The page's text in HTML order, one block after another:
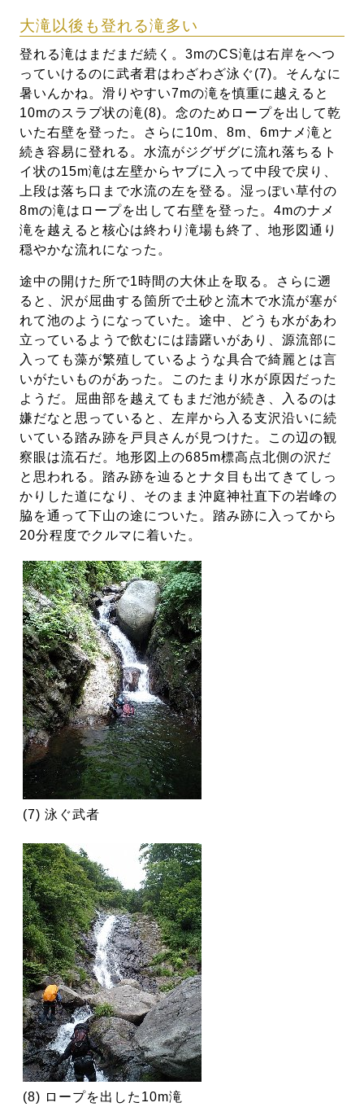
大滝以後も登れる滝多い
登れる滝はまだまだ続く。3mのCS滝は右岸をへつ
っていけるのに武者君はわざわざ泳ぐ(7)。そんなに
暑いんかね。滑りやすい7mの滝を慎重に越えると
10mのスラブ状の滝(8)。念のためロープを出して乾
いた右壁を登った。さらに10m、8m、6mナメ滝と
続き容易に登れる。水流がジグザグに流れ落ちるト
イ状の15m滝は左壁からヤブに入って中段で戻り、
上段は落ち口まで水流の左を登る。湿っぽい草付の
8mの滝はロープを出して右壁を登った。4mのナメ
滝を越えると核心は終わり滝場も終了、地形図通り
穏やかな流れになった。
途中の開けた所で1時間の大休止を取る。さらに遡
ると、沢が屈曲する箇所で土砂と流木で水流が塞が
れて池のようになっていた。途中、どうも水があわ
立っているようで飲むには躊躇いがあり、源流部に
入っても藻が繁殖しているような具合で綺麗とは言
いがたいものがあった。このたまり水が原因だった
ようだ。屈曲部を越えてもまだ池が続き、入るのは
嫌だなと思っていると、左岸から入る支沢沿いに続
いている踏み跡を戸貝さんが見つけた。この辺の観
察眼は流石だ。地形図上の685m標高点北側の沢だ
と思われる。踏み跡を辿るとナタ目も出てきてしっ
かりした道になり、そのまま沖庭神社直下の岩峰の
脇を通って下山の途についた。踏み跡に入ってから
20分程度でクルマに着いた。
(7) 泳ぐ武者
(8) ロープを出した10m滝